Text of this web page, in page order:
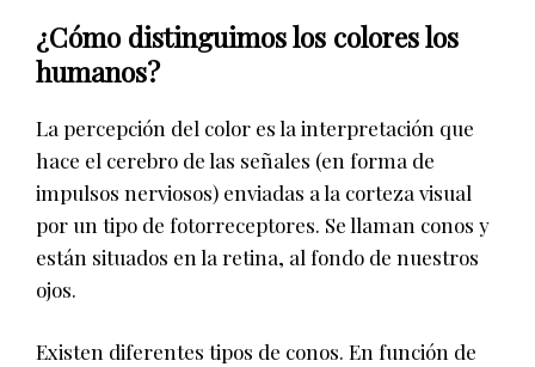
¿Cómo distinguimos los colores los
humanos?
La percepción del color es la interpretación que
hace el cerebro de las señales (en forma de
impulsos nerviosos) enviadas a la corteza visual
por un tipo de fotorreceptores. Se llaman conos y
están situados en la retina, al fondo de nuestros
ojos.
Existen diferentes tipos de conos. En función de